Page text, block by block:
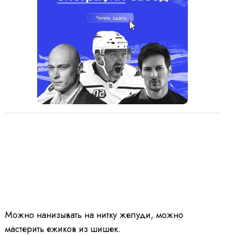
Можно нанизывать на нитку желуди, можно
мастерить ежиков из шишек.